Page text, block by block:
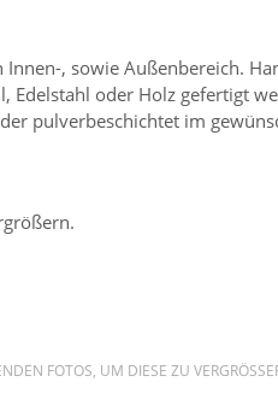
, sowie Außenbereich.
Edelstahl oder Holz gefertigt
pulverbeschichtet im
FOTOS, UM DIESE ZU